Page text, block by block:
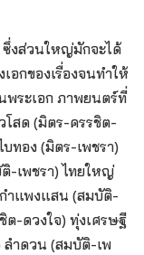
งส่วนใหญ่มักจะได้
กของเรื่องจนทำให้
พระเอก ภาพยนตร์ที่
โสด (มิตร-ครรชิต-
บทอง (มิตร-เพชรา)
-เพชรา) ไทยใหญ่
ำแพงแสน (สมบัติ-
ต-ดวงใจ) ทุ่งเศรษฐี
ลำดวน (สมบัติ-เพ